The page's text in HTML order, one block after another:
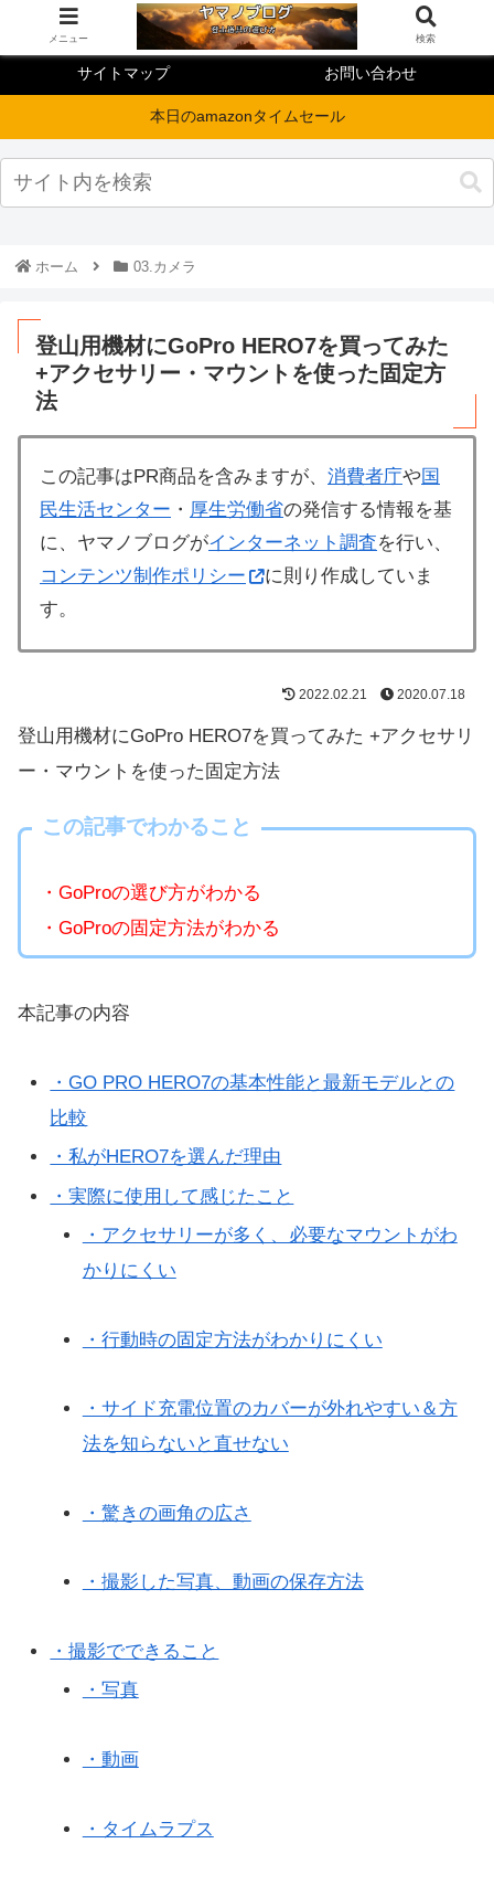
サイトマップ お問い合わせ
本日のamazonタイムセール
ホーム 03.カメラ
登山用機材にGoPro HERO7を買ってみた
+アクセサリー・マウントを使った固定方
法
この記事はPR商品を含みますが、 消費者庁や 国
民生活センター ・ 厚生労働省の発信する情報を基
に、ヤマノブログがインターネット調査を行い、
コンテンツ制作ポリシー
に則り作成していま
す。
2022.02.21 2020.07.18
登山用機材にGoPro HERO7を買ってみた +アクセサリ
ー・マウントを使った固定方法
この記事でわかること
・GoProの選び方がわかる
・GoProの固定方法がわかる
本記事の内容
・GO PRO HERO7の基本性能と最新モデルとの
比較
・私がHERO7を選んだ理由
・実際に使用して感じたこと
・アクセサリーが多く、必要なマウントがわ
かりにくい
・行動時の固定方法がわかりにくい
・サイド充電位置のカバーが外れやすい＆方
法を知らないと直せない
・驚きの画角の広さ
・撮影した写真、動画の保存方法
・撮影でできること
・写真
・動画
・タイムラプス
メニュー 検索